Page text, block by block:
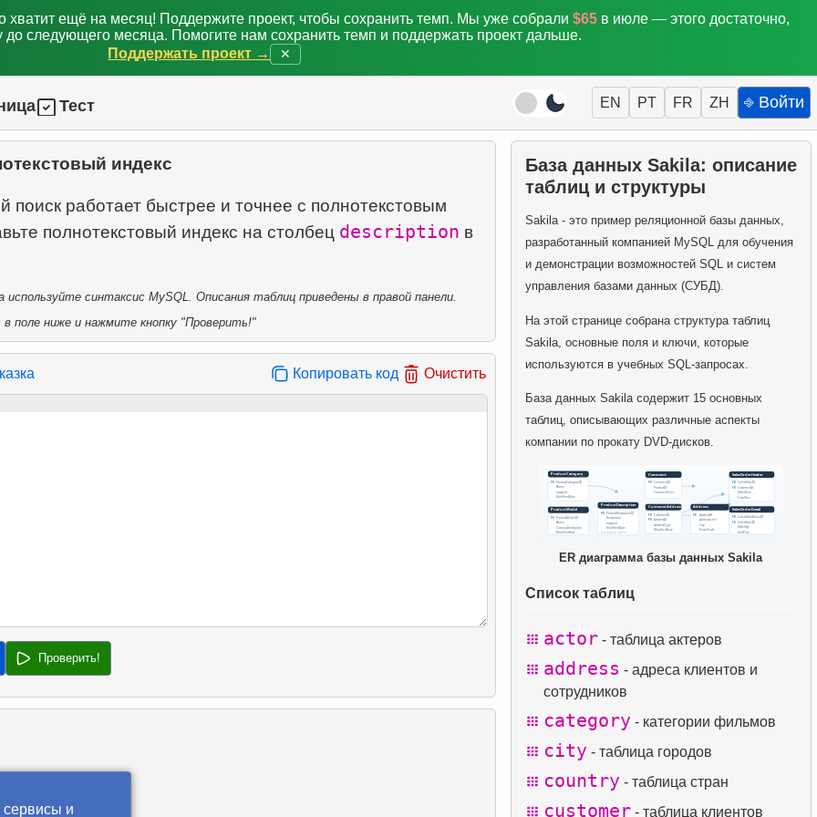
хватит ещё на месяц! Поддержите проект, чтобы сохранить темп. Мы уже собрали $65 в июле — этого достаточно,
до следующего месяца. Помогите нам сохранить темп и поддержать проект дальше.
Поддержать проект →
✕
Тест EN PT FR ZH ⎆ Войти
индекс
поиск работает быстрее и точнее с полнотекстовым
полнотекстовый индекс на столбец description в
синтаксис MySQL. Описания таблиц приведены в правой панели.
поле ниже и нажмите кнопку "Проверить!"
Копировать код Очистить
Проверить!
База данных Sakila: описание
таблиц и структуры
Sakila - это пример реляционной базы данных,
разработанный компанией MySQL для обучения
и демонстрации возможностей SQL и систем
управления базами данных (СУБД).
На этой странице собрана структура таблиц
Sakila, основные поля и ключи, которые
используются в учебных SQL-запросах.
База данных Sakila содержит 15 основных
таблиц, описывающих различные аспекты
компании по прокату DVD-дисков.
ER диаграмма базы данных Sakila
Список таблиц
actor - таблица актеров
address - адреса клиентов и
сотрудников
category - категории фильмов
city - таблица городов
country - таблица стран
customer - таблица клиентов
сервисы и